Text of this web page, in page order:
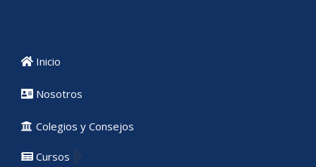
Inicio
Nosotros
Colegios y Consejos
Cursos